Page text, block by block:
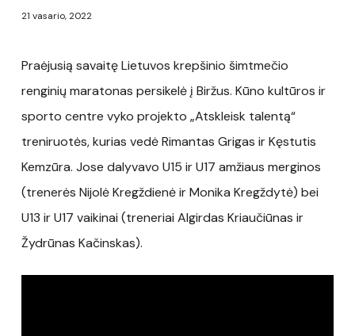
21 vasario, 2022
Praėjusią savaitę Lietuvos krepšinio šimtmečio
renginių maratonas persikelė į Biržus. Kūno kultūros ir
sporto centre vyko projekto „Atskleisk talentą“
treniruotės, kurias vedė Rimantas Grigas ir Kęstutis
Kemzūra. Jose dalyvavo U15 ir U17 amžiaus merginos
(trenerės Nijolė Kregždienė ir Monika Kregždytė) bei
U13 ir U17 vaikinai (treneriai Algirdas Kriaučiūnas ir
Žydrūnas Kačinskas).